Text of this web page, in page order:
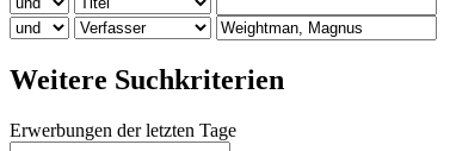
Weitere Suchkriterien
Erwerbungen der letzten Tage